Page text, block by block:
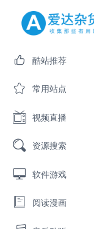
酷站推荐
常用站点
视频直播
资源搜索
软件游戏
阅读漫画